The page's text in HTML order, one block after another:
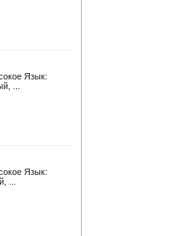
Язык:
...
Язык:
...